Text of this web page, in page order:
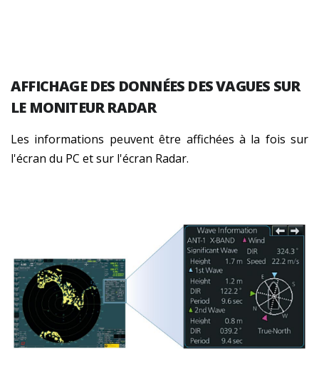
AFFICHAGE DES DONNÉES DES VAGUES SUR
LE MONITEUR RADAR
Les informations peuvent être affichées à la fois sur
l'écran du PC et sur l'écran Radar.